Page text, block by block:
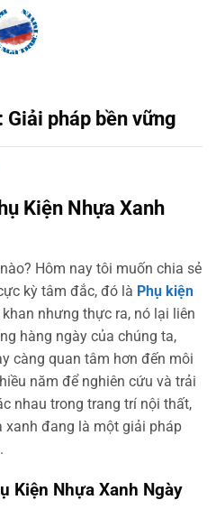
Giải pháp bền vững
Kiện Nhựa Xanh
Hôm nay tôi muốn chia sẻ
kỳ tâm đắc, đó là Phụ kiện
khan nhưng thực ra, nó lại liên
hàng ngày của chúng ta,
càng quan tâm hơn đến môi
năm để nghiên cứu và trải
nhau trong trang trí nội thất,
đang là một giải pháp
Kiện Nhựa Xanh Ngày